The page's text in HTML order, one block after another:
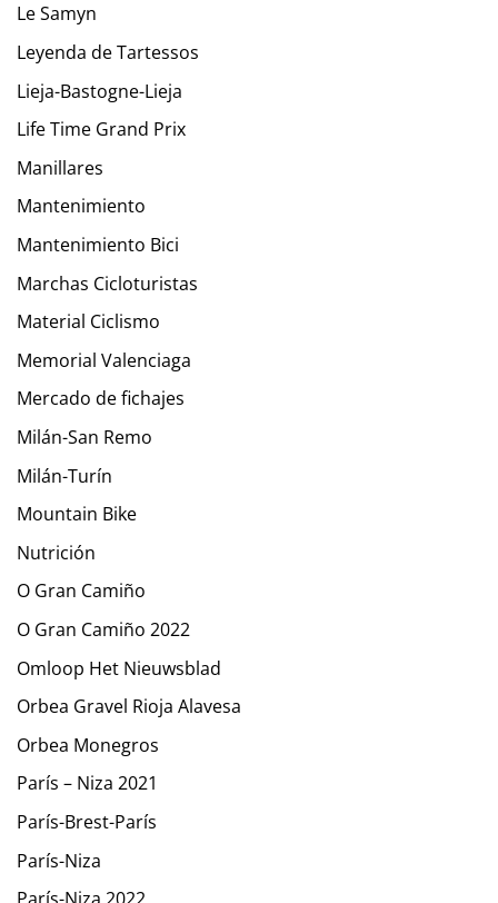
Le Samyn
Leyenda de Tartessos
Lieja-Bastogne-Lieja
Life Time Grand Prix
Manillares
Mantenimiento
Mantenimiento Bici
Marchas Cicloturistas
Material Ciclismo
Memorial Valenciaga
Mercado de fichajes
Milán-San Remo
Milán-Turín
Mountain Bike
Nutrición
O Gran Camiño
O Gran Camiño 2022
Omloop Het Nieuwsblad
Orbea Gravel Rioja Alavesa
Orbea Monegros
París – Niza 2021
París-Brest-París
París-Niza